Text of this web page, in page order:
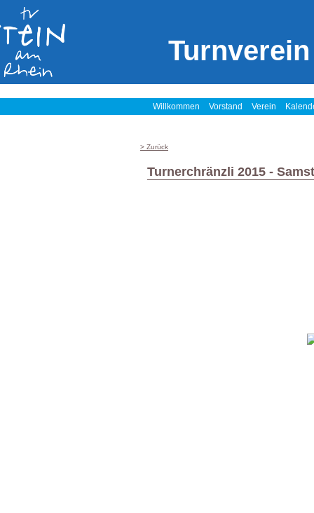
Willkommen Vorstand Verein
> Zurück
Turnerchränzli 2015 -